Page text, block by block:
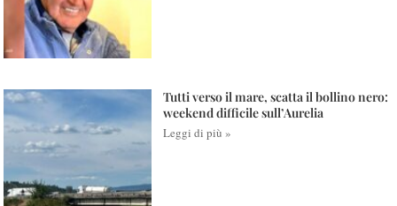
Tutti verso il mare, scatta il bollino nero:
weekend difficile sull’Aurelia
Leggi di più »